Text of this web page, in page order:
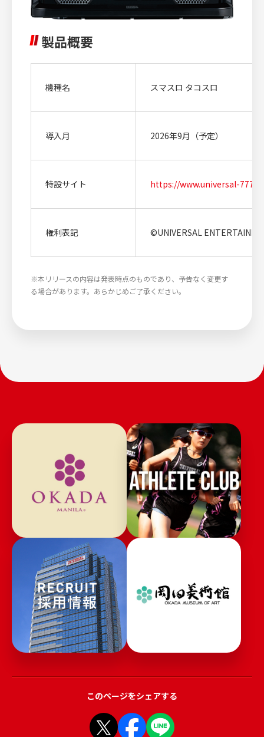
製品概要
機種名 スマスロ タコスロ
導入月 2026年9月（予定）
特設サイト https://www.universal-
権利表記 ©UNIVERSAL
※本リリースの内容は発表時点のものであり、予告なく変更す
る場合があります。あらかじめご了承ください。
このページをシェアする